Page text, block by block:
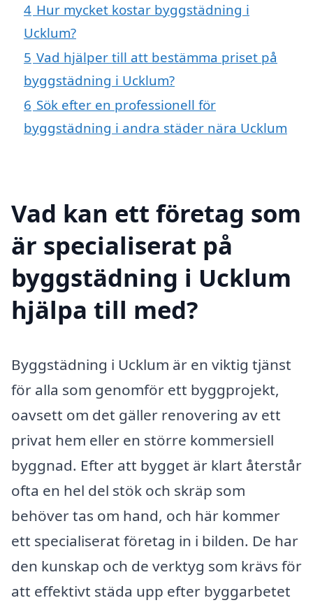
4 Hur mycket kostar byggstädning i
Ucklum?
5 Vad hjälper till att bestämma priset på
byggstädning i Ucklum?
6 Sök efter en professionell för
byggstädning i andra städer nära Ucklum
Vad kan ett företag som
är specialiserat på
byggstädning i Ucklum
hjälpa till med?
Byggstädning i Ucklum är en viktig tjänst
för alla som genomför ett byggprojekt,
oavsett om det gäller renovering av ett
privat hem eller en större kommersiell
byggnad. Efter att bygget är klart återstår
ofta en hel del stök och skräp som
behöver tas om hand, och här kommer
ett specialiserat företag in i bilden. De har
den kunskap och de verktyg som krävs för
att effektivt städa upp efter byggarbetet